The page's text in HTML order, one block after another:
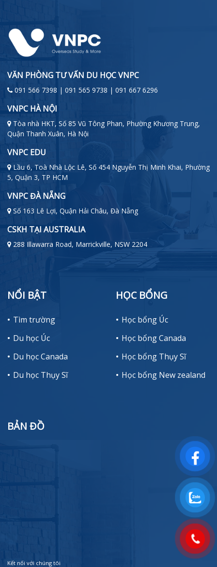
VĂN PHÒNG TƯ VẤN DU HỌC VNPC
091 566 7398 | 091 565 9738 | 091 667 6296
VNPC HÀ NỘI
Tòa nhà HKT, Số 85 Vũ Tông Phan, Phường Khương Trung,
Quận Thanh Xuân, Hà Nội
VNPC EDU
Lầu 6, Toà Nhà Lộc Lê, Số 454 Nguyễn Thị Minh Khai, Phường
5, Quận 3, TP HCM
VNPC ĐÀ NẴNG
Số 163 Lê Lợi, Quận Hải Châu, Đà Nẵng
CSKH TẠI AUSTRALIA
288 Illawarra Road, Marrickville, NSW 2204
NỔI BẬT
Tìm trường
Du học Úc
Du học Canada
Du học Thụy Sĩ
HỌC BỔNG
Học bổng Úc
Học bổng Canada
Học bổng Thụy Sĩ
Học bổng New zealand
BẢN ĐỒ
Kết nối với chúng tôi